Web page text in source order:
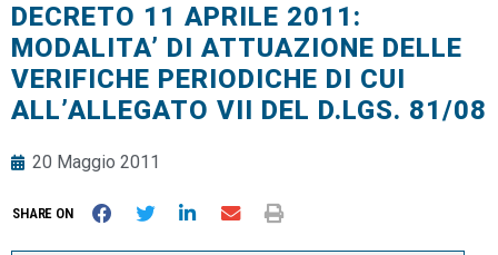
DECRETO 11 APRILE 2011:
MODALITA’ DI ATTUAZIONE DELLE
VERIFICHE PERIODICHE DI CUI
ALL’ALLEGATO VII DEL D.LGS. 81/08
20 Maggio 2011
SHARE ON